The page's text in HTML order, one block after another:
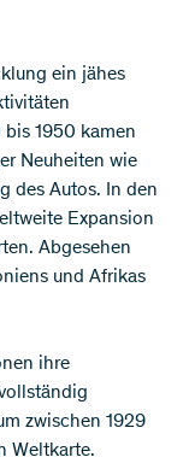
ein jähes
1950 kamen
Neuheiten wie
des Autos. In den
Expansion
Abgesehen
und Afrikas
ihre
zwischen 1929
Weltkarte.